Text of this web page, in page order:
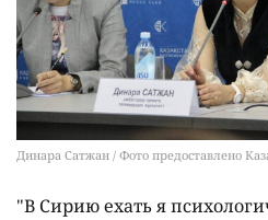
Динара Сатжан / Фото предоставлено
"В Сирию ехать я